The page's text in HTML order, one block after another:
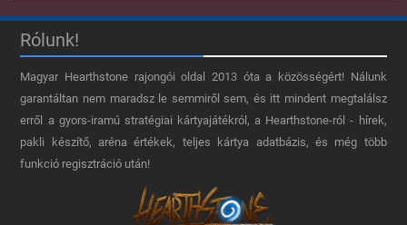
Rólunk!
Magyar Hearthstone​ rajongói oldal 2013 óta a közösségért! Nálunk
garantáltan nem maradsz le semmiről sem, és itt mindent megtalálsz
erről a gyors-iramú stratégiai kártyajátékról, a Hearthstone-ról - hírek,
pakli készítő, aréna értékek, teljes kártya adatbázis, és még több
funkció regisztráció után!